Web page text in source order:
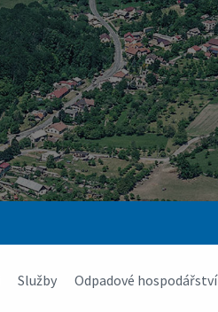
Služby Odpadové hospodářství